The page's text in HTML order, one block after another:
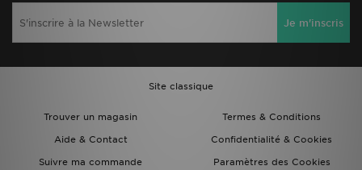
Je m'inscris
Site classique
Trouver un magasin
Termes & Conditions
Aide & Contact
Confidentialité & Cookies
Suivre ma commande
Paramètres des Cookies